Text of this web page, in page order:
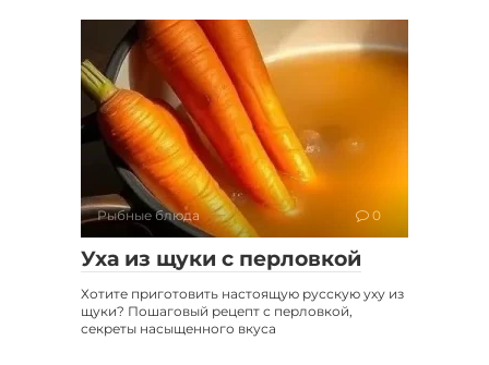
Рыбные блюда 0
Уха из щуки с перловкой
Хотите приготовить настоящую русскую уху из
щуки? Пошаговый рецепт с перловкой,
секреты насыщенного вкуса